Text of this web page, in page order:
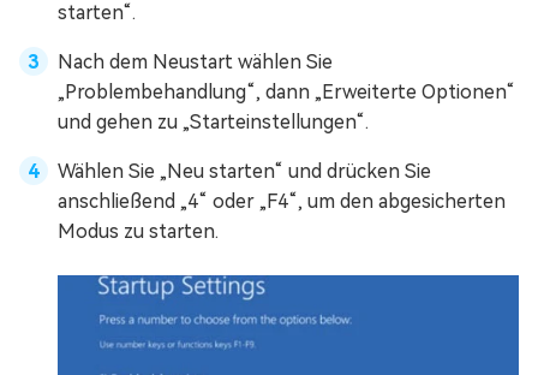
starten“.
Nach dem Neustart wählen Sie
„Problembehandlung“, dann „Erweiterte Optionen“
und gehen zu „Starteinstellungen“.
Wählen Sie „Neu starten“ und drücken Sie
anschließend „4“ oder „F4“, um den abgesicherten
Modus zu starten.